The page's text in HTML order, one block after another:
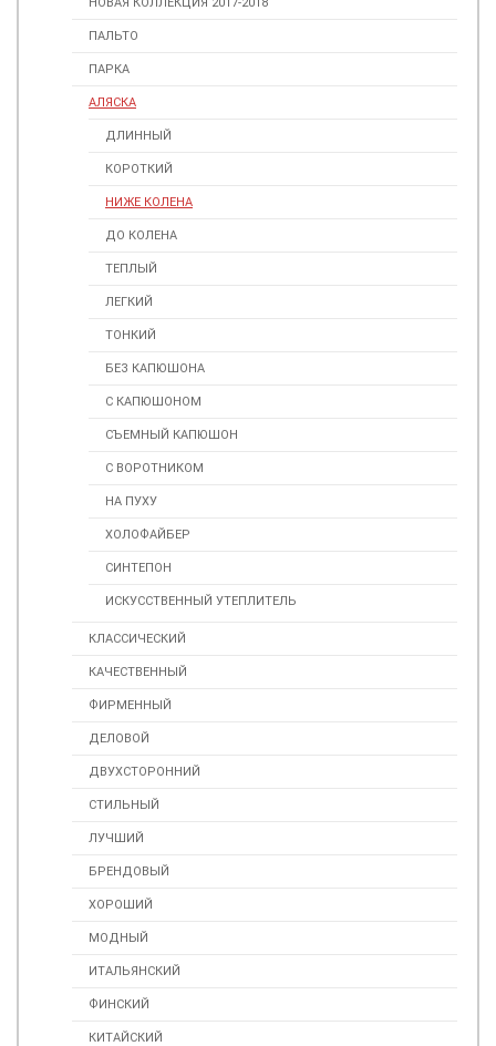
ПАЛЬТО
ПАРКА
АЛЯСКА
ДЛИННЫЙ
КОРОТКИЙ
НИЖЕ КОЛЕНА
ДО КОЛЕНА
ТЕПЛЫЙ
ЛЕГКИЙ
ТОНКИЙ
БЕЗ КАПЮШОНА
С КАПЮШОНОМ
СЪЕМНЫЙ КАПЮШОН
С ВОРОТНИКОМ
НА ПУХУ
ХОЛОФАЙБЕР
СИНТЕПОН
ИСКУСCТВЕННЫЙ УТЕПЛИТЕЛЬ
КЛАССИЧЕСКИЙ
КАЧЕСТВЕННЫЙ
ФИРМЕННЫЙ
ДЕЛОВОЙ
ДВУХСТОРОННИЙ
СТИЛЬНЫЙ
ЛУЧШИЙ
БРЕНДОВЫЙ
ХОРОШИЙ
МОДНЫЙ
ИТАЛЬЯНСКИЙ
ФИНСКИЙ
КИТАЙСКИЙ